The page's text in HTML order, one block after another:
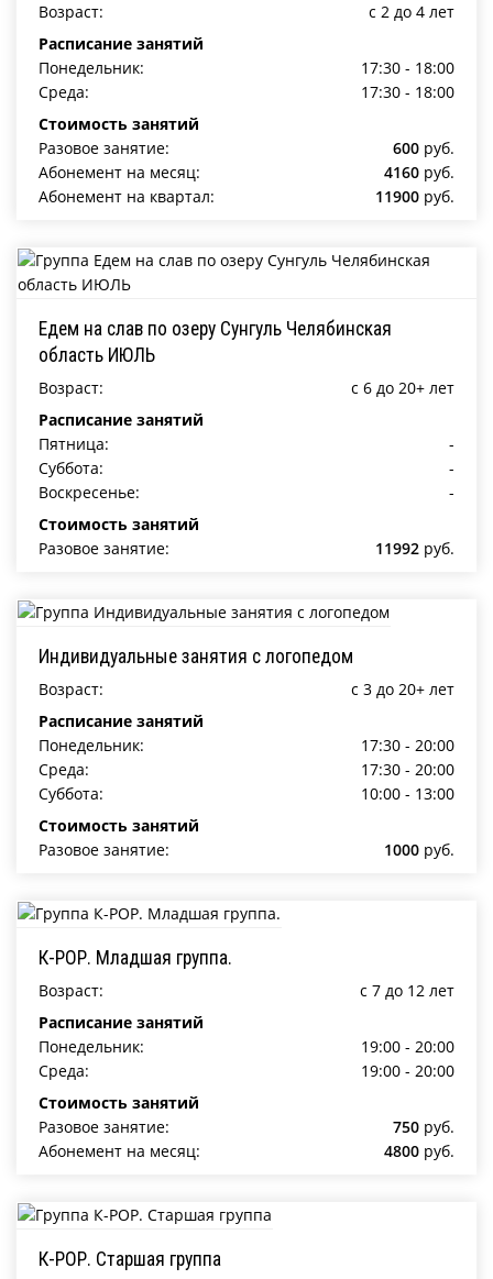
Возраст:
c 2 до 4 лет
Расписание занятий
Понедельник:
17:30 - 18:00
Среда:
17:30 - 18:00
Стоимость занятий
Разовое занятие:
600 руб.
Абонемент на месяц:
4160 руб.
Абонемент на квартал:
11900 руб.
Едем на слав по озеру Сунгуль Челябинская
область ИЮЛЬ
Возраст:
c 6 до 20+ лет
Расписание занятий
Пятница:
-
Суббота:
-
Воскресенье:
-
Стоимость занятий
Разовое занятие:
11992 руб.
Индивидуальные занятия с логопедом
Возраст:
c 3 до 20+ лет
Расписание занятий
Понедельник:
17:30 - 20:00
Среда:
17:30 - 20:00
Суббота:
10:00 - 13:00
Стоимость занятий
Разовое занятие:
1000 руб.
К-РОР. Младшая группа.
Возраст:
c 7 до 12 лет
Расписание занятий
Понедельник:
19:00 - 20:00
Среда:
19:00 - 20:00
Стоимость занятий
Разовое занятие:
750 руб.
Абонемент на месяц:
4800 руб.
К-РОР. Старшая группа